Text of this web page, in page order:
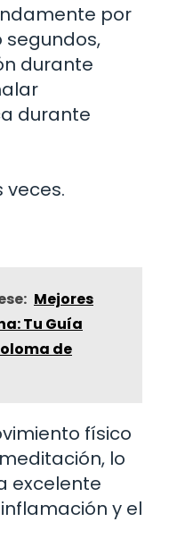
por
segundos,
durante
durante
veces.
Mejores
Tu Guía
de
físico
lo
excelente
y el